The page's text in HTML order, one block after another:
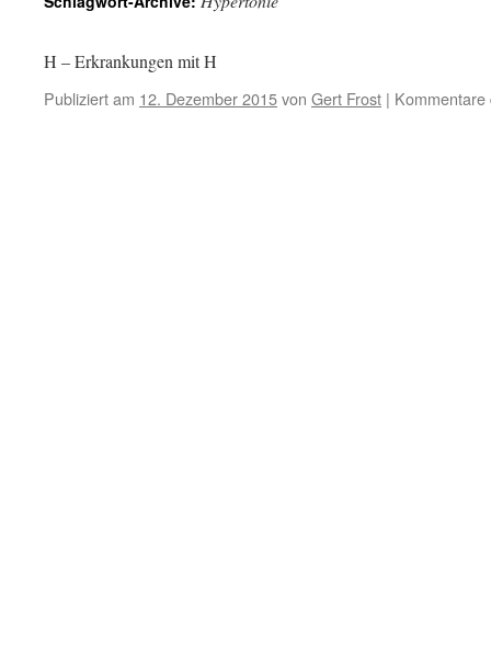
H – Erkrankungen mit H
Publiziert am 12. Dezember 2015von Gert Frost | Kommentare